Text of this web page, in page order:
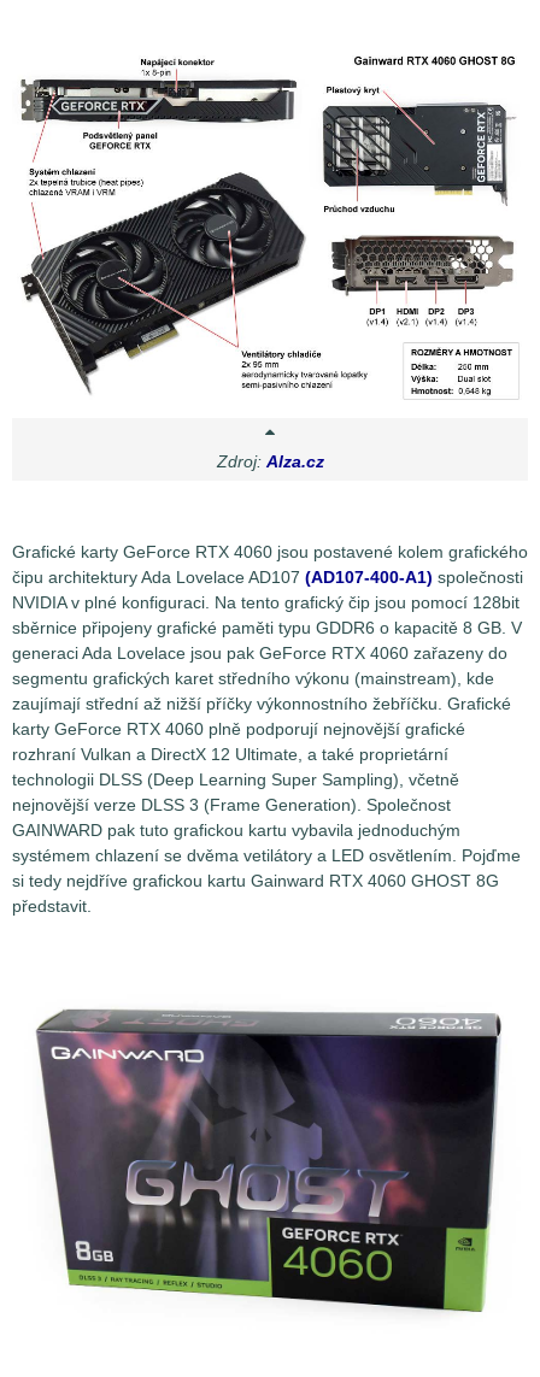
Zdroj: Alza.cz
Grafické karty GeForce RTX 4060 jsou postavené kolem grafického
čipu architektury Ada Lovelace AD107 (AD107-400-A1) společnosti
NVIDIA v plné konfiguraci. Na tento grafický čip jsou pomocí 128bit
sběrnice připojeny grafické paměti typu GDDR6 o kapacitě 8 GB. V
generaci Ada Lovelace jsou pak GeForce RTX 4060 zařazeny do
segmentu grafických karet středního výkonu (mainstream), kde
zaujímají střední až nižší příčky výkonnostního žebříčku. Grafické
karty GeForce RTX 4060 plně podporují nejnovější grafické
rozhraní Vulkan a DirectX 12 Ultimate, a také proprietární
technologii DLSS (Deep Learning Super Sampling), včetně
nejnovější verze DLSS 3 (Frame Generation). Společnost
GAINWARD pak tuto grafickou kartu vybavila jednoduchým
systémem chlazení se dvěma vetilátory a LED osvětlením. Pojďme
si tedy nejdříve grafickou kartu Gainward RTX 4060 GHOST 8G
představit.